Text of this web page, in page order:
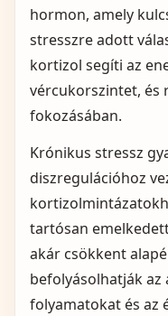
hormon, amely
stresszre adott
kortizol segíti az
vércukorszintet, és
fokozásában.
Krónikus stressz
diszregulációhoz
tartósan
akár csökkent
befolyásolhatják az
folyamatokat és az